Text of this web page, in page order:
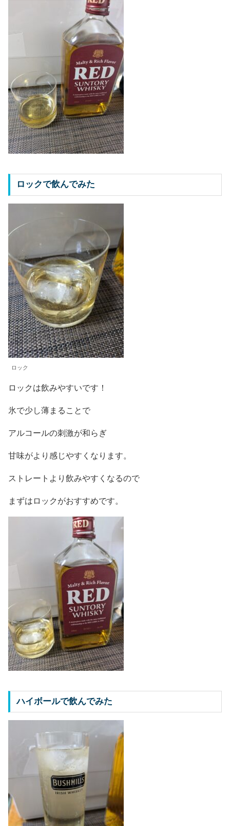
ロックで飲んでみた
ロック
ロックは飲みやすいです！
氷で少し薄まることで
アルコールの刺激が和らぎ
甘味がより感じやすくなります。
ストレートより飲みやすくなるので
まずはロックがおすすめです。
ハイボールで飲んでみた